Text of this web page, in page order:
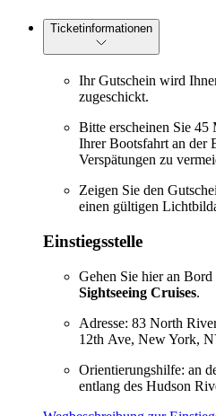
Ticketinformationen
Ihr Gutschein wird
zugeschickt.
Bitte erscheinen Sie
Ihrer Bootsfahrt an der
Verspätungen zu
Zeigen Sie den
einen gültigen
Einstiegsstelle
Gehen Sie hier an Bord
Sightseeing Cruises.
Adresse: 83 North
12th Ave, New York,
Orientierungshilfe: an
entlang des Hudson